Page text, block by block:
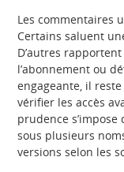
Les commentaires
Certains saluent
D’autres
l’abonnement ou
engageante, il
vérifier les accès
prudence s’impose
sous plusieurs
versions selon les